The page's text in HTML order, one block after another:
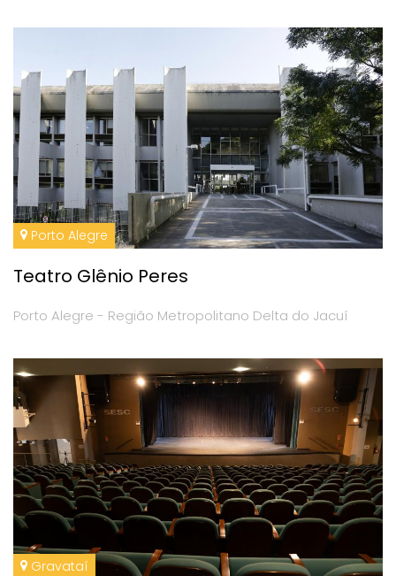
Porto Alegre
Teatro Glênio Peres
Porto Alegre - Região Metropolitano Delta do Jacuí
Gravataí